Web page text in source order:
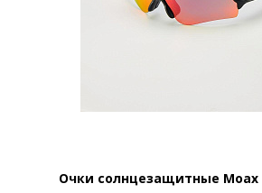
Очки солнцезащитные Moax